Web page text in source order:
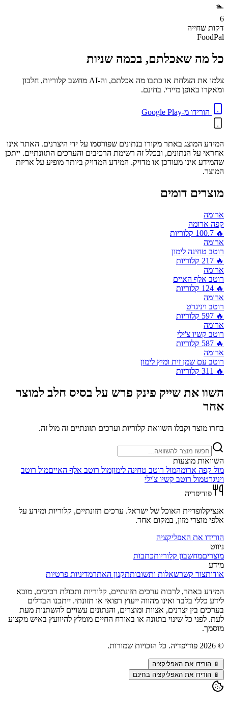
🏊
6
דקות שחייה
FoodPal
כל מה שאכלתם, בכמה שניות
צלמו את הצלחת או כתבו מה אכלתם, וה-AI מחשב קלוריות, חלבון
ומאקרו באופן מיידי. בחינם.
הורידו מ-Google Play
המידע המוצג באתר מקורו בנתונים שפורסמו על ידי היצרנים. האתר אינו
אחראי על הנתונים, ובכלל זה רשימת הרכיבים והערכים התזונתיים. ייתכן
שהמידע אינו מעודכן או מדויק. המידע המדויק ביותר מופיע על אריזת
המוצר.
מוצרים דומים
ארומה
קפה ארומה
🔥
100.7 קלוריות
ארומה
רוטב טחינה לימון
🔥
217 קלוריות
ארומה
רוטב אלף האיים
🔥
124 קלוריות
ארומה
רוטב ויניגרט
🔥
597 קלוריות
ארומה
רוטב קשיו צ'ילי
🔥
587 קלוריות
ארומה
רוטב עם שמן זית ומיץ לימון
🔥
311 קלוריות
השוו את שייק פינק פרש על בסיס חלב למוצר
אחר
בחרו מוצר וקבלו השוואת קלוריות וערכים תזונתיים זה מול זה.
השוואות מוצעות
מול קפה ארומהמול רוטב טחינה לימוןמול רוטב אלף האייםמול רוטב
ויניגרטמול רוטב קשיו צ'ילי
פודיפדיה
אנציקלופדיית האוכל של ישראל. ערכים תזונתיים, קלוריות ומידע על
אלפי מוצרי מזון, במקום אחד.
הורידו את האפליקציה
ניווט
מוצריםמחשבון קלוריותכתבות
מידע
אודותצור קשרשאלות ותשובותתקנון האתרמדיניות פרטיות
המידע באתר, לרבות ערכים תזונתיים, קלוריות ותכולת רכיבים, מובא
לידע כללי בלבד ואינו מהווה ייעוץ רפואי או תזונתי. ייתכנו הבדלים
בערכים בין יצרנים, אצוות ומוצרים, והנתונים עשויים להשתנות מעת
לעת. לפני כל שינוי בתזונה או באורח החיים מומלץ להיוועץ באיש מקצוע
מוסמך.
©
2026 פודיפדיה. כל הזכויות שמורות.
📱 הורידו את האפליקציה
📱 הורידו את האפליקציה בחינם